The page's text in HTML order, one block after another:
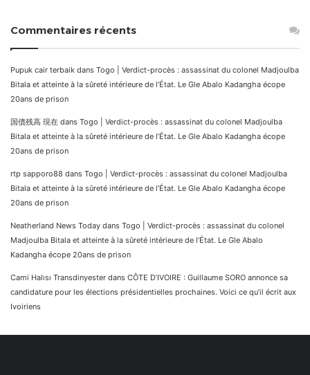
Commentaires récents
Pupuk cair terbaik dans Togo | Verdict-procès : assassinat du colonel Madjoulba
Bitala et atteinte à la sûreté intérieure de l’État. Le Gle Abalo Kadangha écope
20ans de prison
国債残高 現在 dans Togo | Verdict-procès : assassinat du colonel Madjoulba
Bitala et atteinte à la sûreté intérieure de l’État. Le Gle Abalo Kadangha écope
20ans de prison
rtp sapporo88 dans Togo | Verdict-procès : assassinat du colonel Madjoulba
Bitala et atteinte à la sûreté intérieure de l’État. Le Gle Abalo Kadangha écope
20ans de prison
Neatherland News Today dans Togo | Verdict-procès : assassinat du colonel
Madjoulba Bitala et atteinte à la sûreté intérieure de l’État. Le Gle Abalo
Kadangha écope 20ans de prison
Cami Halısı Transdinyester dans CÔTE D’IVOIRE : Guillaume SORO annonce sa
candidature pour les élections présidentielles prochaines. Voici ce qu’il écrit aux
Ivoiriens